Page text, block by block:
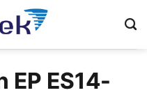
EP ES14-